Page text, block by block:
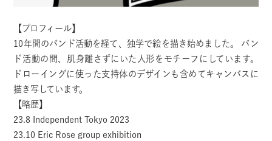
【プロフィール】
10年間のバンド活動を経て、独学で絵を描き始めました。 バン
ド活動の間、肌身離さずにいた人形をモチーフにしています。
ドローイングに使った支持体のデザインも含めてキャンバスに
描き写しています。
【略歴】
23.8 Independent Tokyo 2023
23.10 Eric Rose group exhibition